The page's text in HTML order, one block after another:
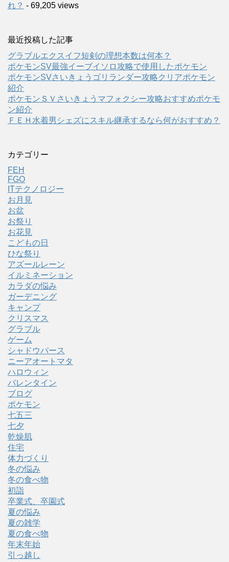
れ？ - 69,205 views
最近投稿した記事
グラブルエクスイフ短剣の理想本数は何本？
ポケモンSV最強イーブイソロ攻略で使用したポケモン
ポケモンSVさいきょうゴリランダー攻略クリアポケモン
紹介
ポケモンＳＶさいきょうマフォクシー攻略おすすめポケモ
ン紹介
ＦＥＨ水着男シェズにスキル継承するなら何がおすすめ？
カテゴリー
FEH
FGO
ITテクノロジー
お月見
お盆
お祭り
お花見
こどもの日
ひな祭り
アズールレーン
イルミネーション
カラダの悩み
ガーデニング
キャンプ
クリスマス
グラブル
ゲーム
シャドウバース
ニーアオートマタ
ハロウィン
バレンタイン
ブログ
ポケモン
七五三
七夕
乾燥肌
住宅
体力づくり
冬の悩み
冬の食べ物
初詣
卒業式、卒園式
夏の悩み
夏の雑学
夏の食べ物
年末年始
引っ越し